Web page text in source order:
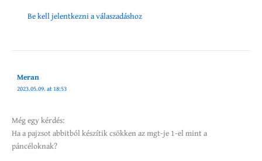
Be kell jelentkezni a válaszadáshoz
Meran
2023.05.09. at 18:53
Még egy kérdés:
Ha a pajzsot abbitból készítik csökken az mgt-je 1-el mint a
páncéloknak?